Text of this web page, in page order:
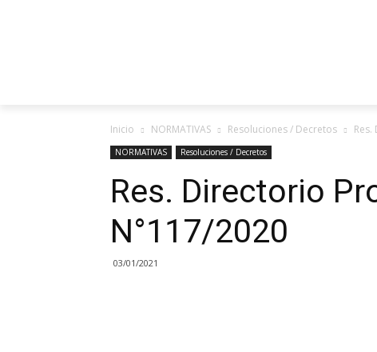
Inicio NORMATIVAS Resoluciones / Decretos
NORMATIVAS Resoluciones / Decretos
Res. Directorio
N°117/2020
03/01/2021